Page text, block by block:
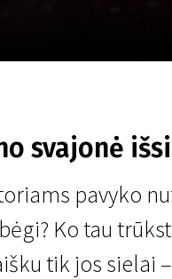
svajonė
pavyko
Ko tau
tik jos sielai